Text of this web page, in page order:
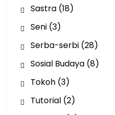
Sastra(18)
Seni(3)
Serba-serbi(28)
Sosial Budaya(8)
Tokoh(3)
Tutorial(2)